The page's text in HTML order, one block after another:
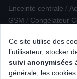
Ce site utilise des
l’utilisateur, stocker
suivi anonymisées
générale, les
Enceinte centrale /
GSM / Congélateur
Accessoire Petit
Tondeuse barbe,
Réfrigérateur